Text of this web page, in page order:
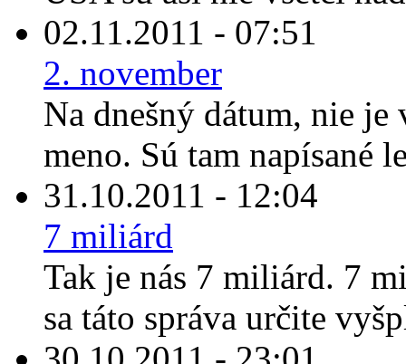
02.11.2011 - 07:51
2. november
Na dnešný dátum, nie je
meno. Sú tam napísané
31.10.2011 - 12:04
7 miliárd
Tak je nás 7 miliárd. 7
sa táto správa určite